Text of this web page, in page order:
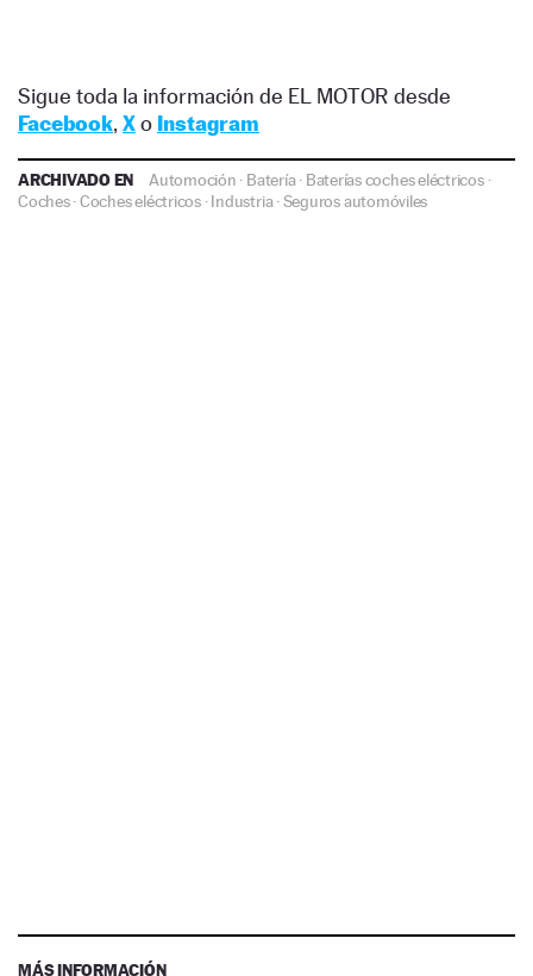
Sigue toda la información de EL MOTOR desde
Facebook, Xo Instagram
ARCHIVADO EN Automoción · Batería· Baterías coches eléctricos·
Coches·Coches eléctricos ·Industria·Seguros automóviles
MÁS INFORMACIÓN